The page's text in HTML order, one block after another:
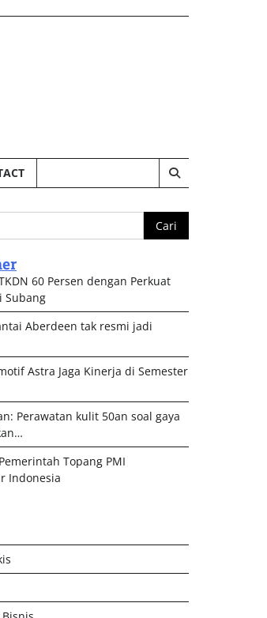
60 Persen dengan Perkuat
Subang
Aberdeen tak resmi jadi
Astra Jaga Kinerja di Semester
Perawatan kulit 50an soal gaya
Topang PMI
Indonesia